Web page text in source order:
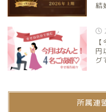
結
円
グ
所属連